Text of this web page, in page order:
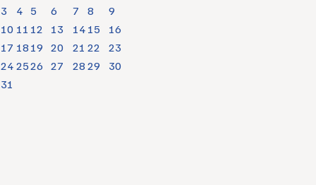
3
4 5 6 7 8
9
10 11 12 13 14 15
16
17 18 19 20 21 22
23
24 2526 27 28 29
30
31